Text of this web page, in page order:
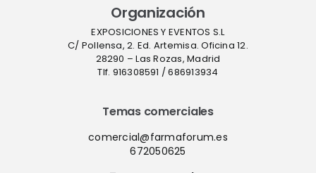
Organización
EXPOSICIONES Y EVENTOS S.L
C/ Pollensa, 2. Ed. Artemisa. Oficina 12.
28290 – Las Rozas, Madrid
Tlf. 916308591 / 686913934
Temas comerciales
comercial@farmaforum.es
672050625